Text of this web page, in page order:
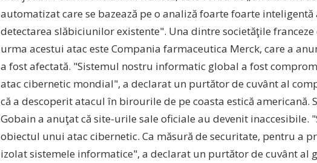
automatizat care se bazează pe o analiză foarte foarte
detectarea slăbiciunilor existente". Una dintre societăţile
urma acestui atac este Compania farmaceutica Merck, care a
a fost afectată. "Sistemul nostru informatic global a fost
atac cibernetic mondial", a declarat un purtător de cuvânt al
că a descoperit atacul în birourile de pe coasta estică americană.
Gobain a anuţat că site-urile sale oficiale au devenit inaccesibile.
obiectul unui atac cibernetic. Ca măsură de securitate, pentru a
izolat sistemele informatice", a declarat un purtător de cuvânt al